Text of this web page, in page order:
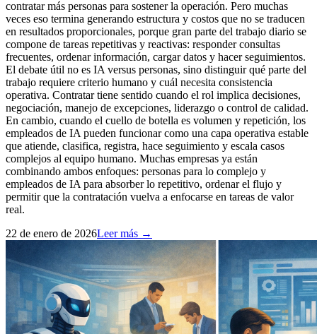
contratar más personas para sostener la operación. Pero muchas
veces eso termina generando estructura y costos que no se traducen
en resultados proporcionales, porque gran parte del trabajo diario se
compone de tareas repetitivas y reactivas: responder consultas
frecuentes, ordenar información, cargar datos y hacer seguimientos.
El debate útil no es IA versus personas, sino distinguir qué parte del
trabajo requiere criterio humano y cuál necesita consistencia
operativa. Contratar tiene sentido cuando el rol implica decisiones,
negociación, manejo de excepciones, liderazgo o control de calidad.
En cambio, cuando el cuello de botella es volumen y repetición, los
empleados de IA pueden funcionar como una capa operativa estable
que atiende, clasifica, registra, hace seguimiento y escala casos
complejos al equipo humano. Muchas empresas ya están
combinando ambos enfoques: personas para lo complejo y
empleados de IA para absorber lo repetitivo, ordenar el flujo y
permitir que la contratación vuelva a enfocarse en tareas de valor
real.
22 de enero de 2026Leer más →